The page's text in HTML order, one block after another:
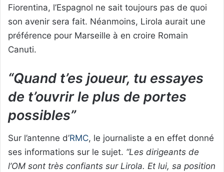
Fiorentina, l’Espagnol ne sait toujours pas de quoi
son avenir sera fait. Néanmoins, Lirola aurait une
préférence pour Marseille à en croire Romain
Canuti.
“Quand t’es joueur, tu essayes
de t’ouvrir le plus de portes
possibles”
Sur l’antenne d’RMC, le journaliste a en effet donné
ses informations sur le sujet. “Les dirigeants de
l’OM sont très confiants sur Lirola. Et lui, sa position